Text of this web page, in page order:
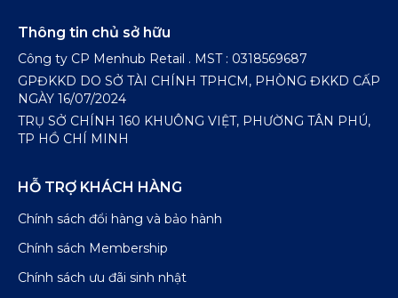
Thông tin chủ sở hữu
Công ty CP Menhub Retail . MST : 0318569687
GPĐKKD DO SỞ TÀI CHÍNH TPHCM, PHÒNG ĐKKD CẤP
NGÀY 16/07/2024
TRỤ SỞ CHÍNH 160 KHUÔNG VIỆT, PHƯỜNG TÂN PHÚ,
TP HỒ CHÍ MINH
HỖ TRỢ KHÁCH HÀNG
Chính sách đổi hàng và bảo hành
Chính sách Membership
Chính sách ưu đãi sinh nhật